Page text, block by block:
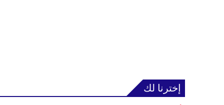
إخترنا لك